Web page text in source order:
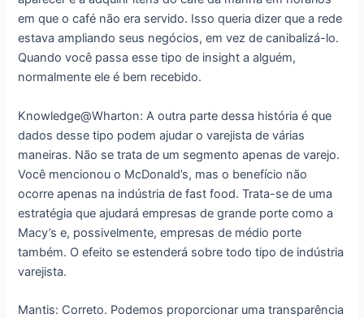
em que o café não era servido. Isso queria dizer que a rede
estava ampliando seus negócios, em vez de canibalizá-lo.
Quando você passa esse tipo de insight a alguém,
normalmente ele é bem recebido.
Knowledge@Wharton: A outra parte dessa história é que
dados desse tipo podem ajudar o varejista de várias
maneiras. Não se trata de um segmento apenas de varejo.
Você mencionou o McDonald’s, mas o benefício não
ocorre apenas na indústria de fast food. Trata-se de uma
estratégia que ajudará empresas de grande porte como a
Macy’s e, possivelmente, empresas de médio porte
também. O efeito se estenderá sobre todo tipo de indústria
varejista.
Mantis: Correto. Podemos proporcionar uma transparência